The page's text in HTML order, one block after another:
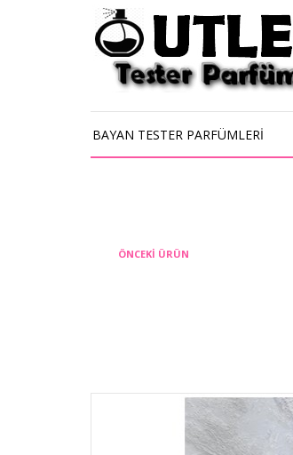
BAYAN TESTER PARFÜMLERİ
ÖNCEKI ÜRÜN